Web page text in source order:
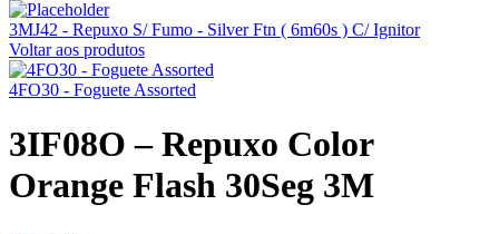
3MJ42 - Repuxo S/ Fumo - Silver Ftn ( 6m60s ) C/ Ignitor
Voltar aos produtos
4FO30 - Foguete Assorted
3IF08O – Repuxo Color
Orange Flash 30Seg 3M